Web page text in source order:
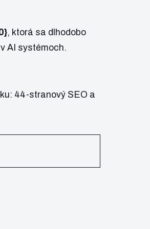
, ktorá sa dlhodobo
AI systémoch.
44-stranový SEO a